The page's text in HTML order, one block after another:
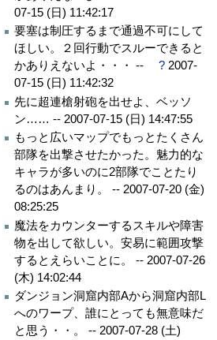
07-15 (日) 11:42:17
要塞は制圧するまで通過不可にして
ほしい。２回行動でスルーできると
かありえないよ・・・ --
? 2007-
07-15 (日) 11:42:32
先に超連槍射砲を出せよ、ベッソ
ン…… -- 2007-07-15 (日) 14:47:55
もっと広いマップでもっとたくさん
部隊を出撃させたかった。魅力的な
キャラが多いのに2部隊でことたり
るのはあんまり。 -- 2007-07-20 (金)
08:25:25
魔法をカウンターするスキルや障害
物を出して欲しい。安易に範囲攻撃
するとえらいことに。 -- 2007-07-26
(木) 14:02:44
ダンジョン洞窟内部Aから洞窟内部L
へのワープ、誰にとっても無意味だ
と思う・・。 -- 2007-07-28 (土)